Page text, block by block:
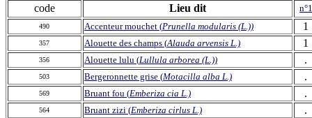
code
Lieu dit n°1
490 Accenteur mouchet (Prunella modularis (L.)) 1
357 Alouette des champs (Alauda arvensis L.) 1
356 Alouette lulu (Lullula arborea (L.)) .
503 Bergeronnette grise (Motacilla alba L.) .
569 Bruant fou (Emberiza cia L.) .
564 Bruant zizi (Emberiza cirlus L.) .